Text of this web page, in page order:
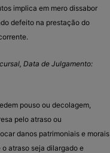
implica em mero dissabor
defeito na prestação do
Data de Julgamento:
pouso ou decolagem,
pelo atraso ou
danos patrimoniais e morais
atraso seja dilargado e